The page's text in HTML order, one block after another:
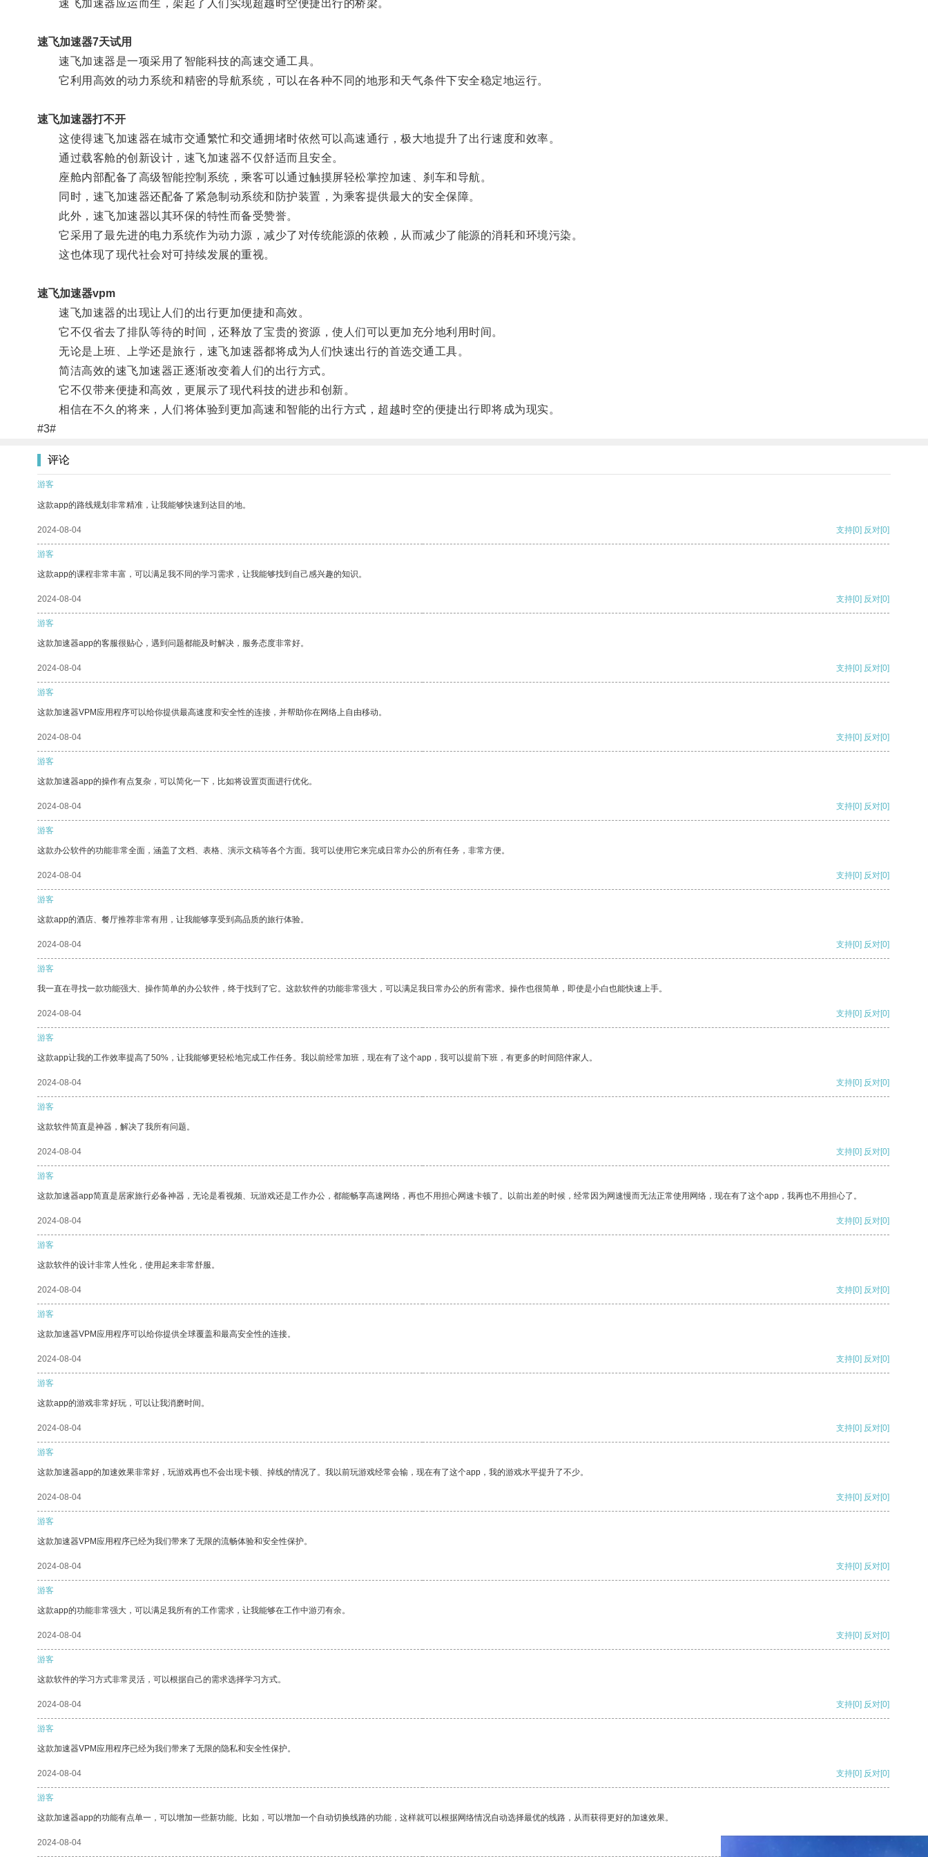
速飞加速器应运而生，架起了人们实现超越时空便捷出行的桥梁。
速飞加速器7天试用
速飞加速器是一项采用了智能科技的高速交通工具。
它利用高效的动力系统和精密的导航系统，可以在各种不同的地形和天气条件下安全稳定地运行。
速飞加速器打不开
这使得速飞加速器在城市交通繁忙和交通拥堵时依然可以高速通行，极大地提升了出行速度和效率。
通过载客舱的创新设计，速飞加速器不仅舒适而且安全。
座舱内部配备了高级智能控制系统，乘客可以通过触摸屏轻松掌控加速、刹车和导航。
同时，速飞加速器还配备了紧急制动系统和防护装置，为乘客提供最大的安全保障。
此外，速飞加速器以其环保的特性而备受赞誉。
它采用了最先进的电力系统作为动力源，减少了对传统能源的依赖，从而减少了能源的消耗和环境污染。
这也体现了现代社会对可持续发展的重视。
速飞加速器vpm
速飞加速器的出现让人们的出行更加便捷和高效。
它不仅省去了排队等待的时间，还释放了宝贵的资源，使人们可以更加充分地利用时间。
无论是上班、上学还是旅行，速飞加速器都将成为人们快速出行的首选交通工具。
简洁高效的速飞加速器正逐渐改变着人们的出行方式。
它不仅带来便捷和高效，更展示了现代科技的进步和创新。
相信在不久的将来，人们将体验到更加高速和智能的出行方式，超越时空的便捷出行即将成为现实。
#3#
评论
游客
这款app的路线规划非常精准，让我能够快速到达目的地。
2024-08-04 支持[0] 反对[0]
游客
这款app的课程非常丰富，可以满足我不同的学习需求，让我能够找到自己感兴趣的知识。
2024-08-04 支持[0] 反对[0]
游客
这款加速器app的客服很贴心，遇到问题都能及时解决，服务态度非常好。
2024-08-04 支持[0] 反对[0]
游客
这款加速器VPM应用程序可以给你提供最高速度和安全性的连接，并帮助你在网络上自由移动。
2024-08-04 支持[0] 反对[0]
游客
这款加速器app的操作有点复杂，可以简化一下，比如将设置页面进行优化。
2024-08-04 支持[0] 反对[0]
游客
这款办公软件的功能非常全面，涵盖了文档、表格、演示文稿等各个方面。我可以使用它来完成日常办公的所有任务，非常方便。
2024-08-04 支持[0] 反对[0]
游客
这款app的酒店、餐厅推荐非常有用，让我能够享受到高品质的旅行体验。
2024-08-04 支持[0] 反对[0]
游客
我一直在寻找一款功能强大、操作简单的办公软件，终于找到了它。这款软件的功能非常强大，可以满足我日常办公的所有需求。操作也很简单，即使是小白也能快速上手。
2024-08-04 支持[0] 反对[0]
游客
这款app让我的工作效率提高了50%，让我能够更轻松地完成工作任务。我以前经常加班，现在有了这个app，我可以提前下班，有更多的时间陪伴家人。
2024-08-04 支持[0] 反对[0]
游客
这款软件简直是神器，解决了我所有问题。
2024-08-04 支持[0] 反对[0]
游客
这款加速器app简直是居家旅行必备神器，无论是看视频、玩游戏还是工作办公，都能畅享高速网络，再也不用担心网速卡顿了。以前出差的时候，经常因为网速慢而无法正常使用网络，现在有了这个app，我再也不用担心了。
2024-08-04 支持[0] 反对[0]
游客
这款软件的设计非常人性化，使用起来非常舒服。
2024-08-04 支持[0] 反对[0]
游客
这款加速器VPM应用程序可以给你提供全球覆盖和最高安全性的连接。
2024-08-04 支持[0] 反对[0]
游客
这款app的游戏非常好玩，可以让我消磨时间。
2024-08-04 支持[0] 反对[0]
游客
这款加速器app的加速效果非常好，玩游戏再也不会出现卡顿、掉线的情况了。我以前玩游戏经常会输，现在有了这个app，我的游戏水平提升了不少。
2024-08-04 支持[0] 反对[0]
游客
这款加速器VPM应用程序已经为我们带来了无限的流畅体验和安全性保护。
2024-08-04 支持[0] 反对[0]
游客
这款app的功能非常强大，可以满足我所有的工作需求，让我能够在工作中游刃有余。
2024-08-04 支持[0] 反对[0]
游客
这款软件的学习方式非常灵活，可以根据自己的需求选择学习方式。
2024-08-04 支持[0] 反对[0]
游客
这款加速器VPM应用程序已经为我们带来了无限的隐私和安全性保护。
2024-08-04 支持[0] 反对[0]
游客
这款加速器app的功能有点单一，可以增加一些新功能。比如，可以增加一个自动切换线路的功能，这样就可以根据网络情况自动选择最优的线路，从而获得更好的加速效果。
2024-08-04